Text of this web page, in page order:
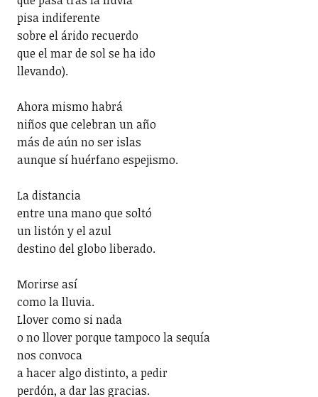
pisa indiferente
sobre el árido recuerdo
que el mar de sol se ha ido
llevando).
Ahora mismo habrá
niños que celebran un año
más de aún no ser islas
aunque sí huérfano espejismo.
La distancia
entre una mano que soltó
un listón y el azul
destino del globo liberado.
Morirse así
como la lluvia.
Llover como si nada
o no llover porque tampoco la sequía
nos convoca
a hacer algo distinto, a pedir
perdón, a dar las gracias.